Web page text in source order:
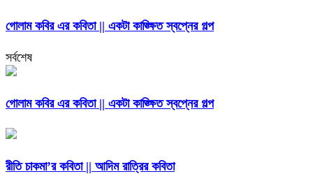
গোলাম কবির এর কবিতা || একটা কাঙ্ক্ষিত স্বপ্নের গল্প
সর্বশেষ
গোলাম কবির এর কবিতা || একটা কাঙ্ক্ষিত স্বপ্নের গল্প
রীতি চাকমা’র কবিতা || আদিম রাত্রির কবিতা